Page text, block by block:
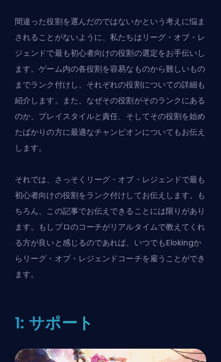
間違った役割を選んだのではないかという考えに悩ま
されることがないように、私たちはリーグ・オブ・レ
ジェンドで最も初心者向けの役割の選定をお手伝いし
ます。ゲーム内の各役割を容易なものから難しいもの
までランク付けし、それぞれの役割についての詳細も
紹介します。また、なぜその役割がそのランクにある
のか、プレイスタイルと責任、そしてその役割を始め
たばかりの方に最適なチャンピオンについてもお伝え
します。
それでは、さっそくリーグ・オブ・レジェンドで最も
初心者向けの役割をランク付けしてお伝えします。も
ちろん、この記事でお伝えできることには限りがあり
ます。もしプロのコーチがリアルタイムで教えてくれ
る方が良いと感じるのであれば、いつでもElokingか
らリーグ・オブ・レジェンドコーチを雇う ことができ
ます。
1: サポート